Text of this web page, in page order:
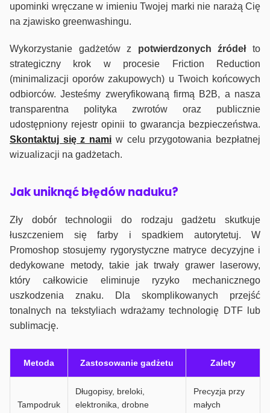
upominki wręczane w imieniu Twojej marki nie narażą Cię
na zjawisko greenwashingu.
Wykorzystanie gadżetów z potwierdzonych źródełto
strategiczny krok w procesie Friction Reduction
(minimalizacji oporów zakupowych) u Twoich końcowych
odbiorców. Jesteśmy zweryfikowaną firmą B2B, a nasza
transparentna polityka zwrotów oraz publicznie
udostępniony rejestr opinii to gwarancja bezpieczeństwa.
Skontaktuj się z nami w celu przygotowania bezpłatnej
wizualizacji na gadżetach.
Jak uniknąć błędów naduku?
Zły dobór technologii do rodzaju gadżetu skutkuje
łuszczeniem się farby i spadkiem autorytetuj. W
Promoshop stosujemy rygorystyczne matryce decyzyjne i
dedykowane metody, takie jak trwały grawer laserowy,
który całkowicie eliminuje ryzyko mechanicznego
uszkodzenia znaku. Dla skomplikowanych przejść
tonalnych na tekstyliach wdrażamy technologię DTF lub
sublimację.
Metoda Zastosowanie gadżetu Zalety
Tampodruk
Długopisy, breloki,
elektronika, drobne
Precyzja przy
małych